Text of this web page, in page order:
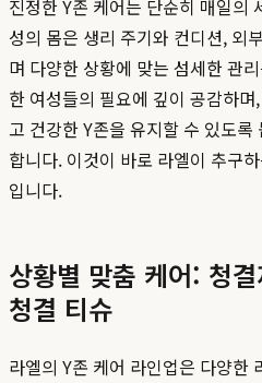
진정한 Y존 케어는 단순히 매일의
성의 몸은 생리 주기와 컨디션, 외
며 다양한 상황에 맞는 섬세한 관
한 여성들의 필요에 깊이 공감하
고 건강한 Y존을 유지할 수 있도
합니다. 이것이 바로 라엘이 추구
입니다.
상황별 맞춤 케어: 청
청결 티슈
라엘의 Y존 케어 라인업은 다양한